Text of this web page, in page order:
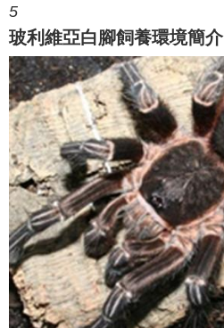
5
玻利維亞白腳飼養環境簡介